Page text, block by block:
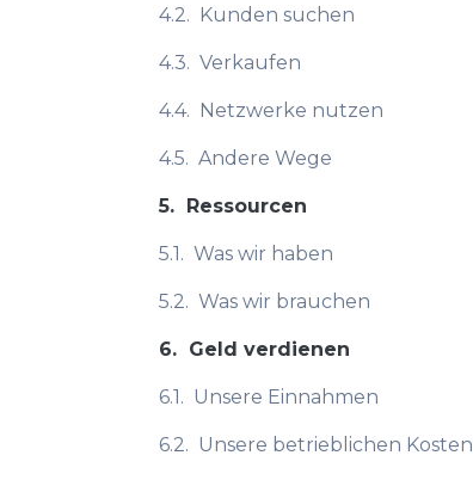
4.2. Kunden suchen
4.3. Verkaufen
4.4. Netzwerke nutzen
4.5. Andere Wege
5. Ressourcen
5.1. Was wir haben
5.2. Was wir brauchen
6. Geld verdienen
6.1. Unsere Einnahmen
6.2. Unsere betrieblichen Kosten